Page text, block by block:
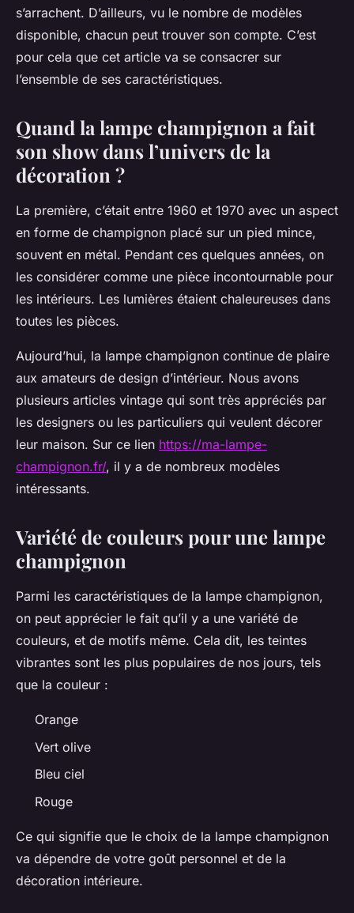
s’arrachent. D’ailleurs, vu le nombre de modèles
disponible, chacun peut trouver son compte. C’est
pour cela que cet article va se consacrer sur
l’ensemble de ses caractéristiques.
Quand la lampe champignon a fait
son show dans l’univers de la
décoration ?
La première, c’était entre 1960 et 1970 avec un aspect
en forme de champignon placé sur un pied mince,
souvent en métal. Pendant ces quelques années, on
les considérer comme une pièce incontournable pour
les intérieurs. Les lumières étaient chaleureuses dans
toutes les pièces.
Aujourd’hui, la lampe champignon continue de plaire
aux amateurs de design d’intérieur. Nous avons
plusieurs articles vintage qui sont très appréciés par
les designers ou les particuliers qui veulent décorer
leur maison. Sur ce lien https://ma-lampe-
champignon.fr/, il y a de nombreux modèles
intéressants.
Variété de couleurs pour une lampe
champignon
Parmi les caractéristiques de la lampe champignon,
on peut apprécier le fait qu’il y a une variété de
couleurs, et de motifs même. Cela dit, les teintes
vibrantes sont les plus populaires de nos jours, tels
que la couleur :
Orange
Vert olive
Bleu ciel
Rouge
Ce qui signifie que le choix de la lampe champignon
va dépendre de votre goût personnel et de la
décoration intérieure.